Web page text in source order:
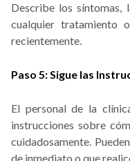
Describe los síntomas,
cualquier tratamiento
recientemente.
Paso 5: Sigue las
El personal de la
instrucciones sobre
cuidadosamente.
de inmediato o que